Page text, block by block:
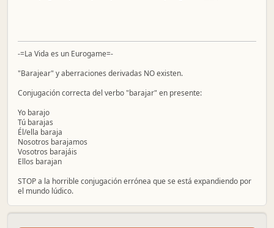
-=La Vida es un Eurogame=-
"Barajear" y aberraciones derivadas NO existen.
Conjugación correcta del verbo "barajar" en presente:
Yo barajo
Tú barajas
Él/ella baraja
Nosotros barajamos
Vosotros barajáis
Ellos barajan
STOP a la horrible conjugación errónea que se está expandiendo por
el mundo lúdico.